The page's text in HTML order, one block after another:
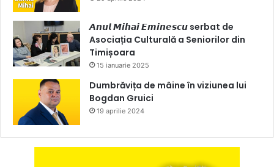
𝘼𝙣𝙪𝙡 𝙈𝙞𝙝𝙖𝙞 𝙀𝙢𝙞𝙣𝙚𝙨𝙘𝙪 serbat de
Asociația Culturală a Seniorilor din
Timișoara
15 ianuarie 2025
Dumbrăvița de mâine în viziunea lui
Bogdan Gruici
19 aprilie 2024